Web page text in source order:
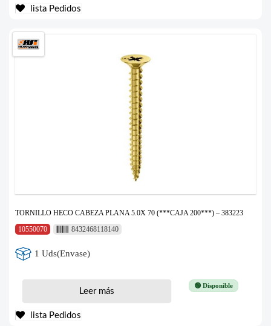
lista Pedidos
TORNILLO HECO CABEZA PLANA 5.0X 70 (***CAJA 200***) – 383223
10550070
8432468118140
1 Uds(Envase)
🟢 Disponible
Leer más
lista Pedidos